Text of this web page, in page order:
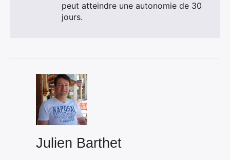
peut atteindre une autonomie de 30
jours.
Julien Barthet